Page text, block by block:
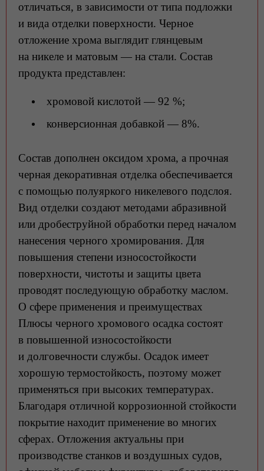
отличаться, в зависимости от типа подложки
и вида отделки поверхности. Черное
отложение хрома выглядит глянцевым
на никеле и матовым — на стали. Состав
продукта представлен:
хромовой кислотой — 92 %;
конверсионная добавкой — 8%.
Состав дополнен оксидом хрома, а прочная
черная декоративная отделка обеспечивается
с помощью полуяркого никелевого подслоя.
Вид отделки создают методами абразивной
или дробеструйной обработки перед началом
нанесения черного хромирования. Для
повышения степени износостойкости
поверхности, чистоты и защиты цвета
проводят последующую обработку маслом.
О сфере применения и преимуществах
Плюсы черного хромового осадка состоят
в повышенной износостойкости
и долговечности службы. Осадок имеет
хорошую термостойкость, поэтому может
применяться при высоких температурах.
Благодаря отличной коррозионной стойкости
покрытие находит применение во многих
сферах. Отложения актуальны при
производстве станков и воздушных судов,